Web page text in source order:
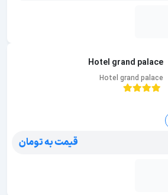
Hotel grand palace
Hotel grand palace
قیمت به تومان